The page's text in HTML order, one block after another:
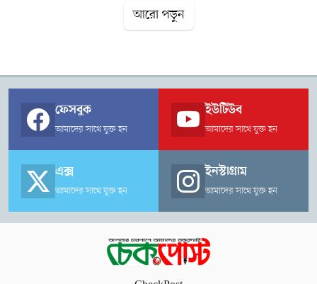
হানিফ মুরাদ লক্ষ্মীপুর বিজ্ঞান ও প্রযুক্তি বিশ্ববিদ্যালয়ের উপাচার্য হিসেবে
নিয়োগ পাওয়ার পর থেকে কোষাধ্যক্ষ পদটি শূন্য রয়েছে। সম্প্রতি এ পদে
পড়লে বিষয়টি নিয়ে ক্যাম্পাসে আলোচনা শুরু হয়।
আরো পড়ুন
ফেসবুক
আমাদের সাথে যুক্ত হন
ইউটিউব
আমাদের সাথে যুক্ত হন
এক্স
আমাদের সাথে যুক্ত হন
ইনস্টাগ্রাম
আমাদের সাথে যুক্ত হন